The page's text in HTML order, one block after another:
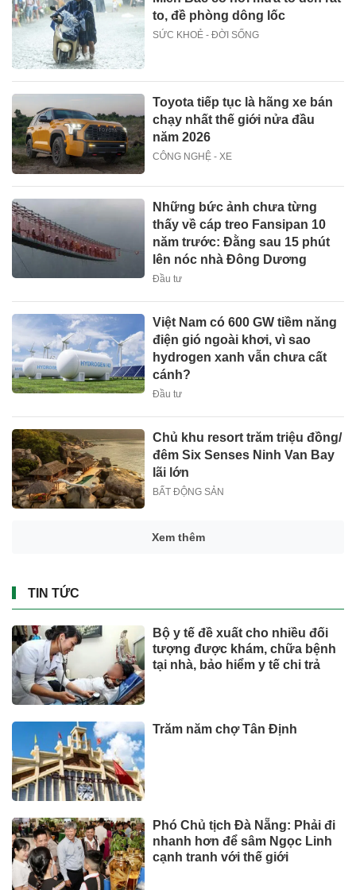
to, đề phòng dông lốc
SỨC KHOẺ - ĐỜI SỐNG
Toyota tiếp tục là hãng xe bán
chạy nhất thế giới nửa đầu
năm 2026
CÔNG NGHỆ - XE
Những bức ảnh chưa từng
thấy về cáp treo Fansipan 10
năm trước: Đằng sau 15 phút
lên nóc nhà Đông Dương
Đầu tư
Việt Nam có 600 GW tiềm năng
điện gió ngoài khơi, vì sao
hydrogen xanh vẫn chưa cất
cánh?
Đầu tư
Chủ khu resort trăm triệu đồng/
đêm Six Senses Ninh Van Bay
lãi lớn
BẤT ĐỘNG SẢN
Hơn 19.000 lượt người dâng
SỨC KHOẺ - ĐỜI SỐNG
Giá vàng hôm nay (3/8): Diễn
biến bất thường
Từ thung lũng gió